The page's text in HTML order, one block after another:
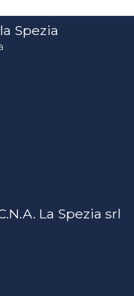
Spezia
La Spezia srl